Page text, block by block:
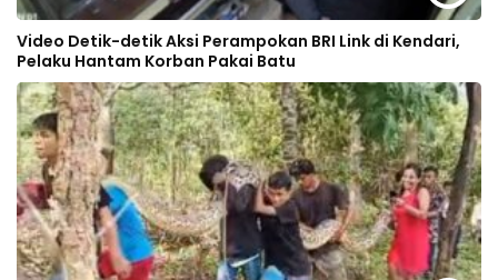
Video Detik-detik Aksi Perampokan BRI Link di Kendari,
Pelaku Hantam Korban Pakai Batu